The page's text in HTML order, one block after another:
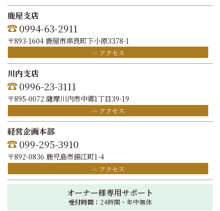
鹿屋支店
0994-63-2911
〒893-1604 鹿屋市串良町下小原3378-1
アクセス
川内支店
0996-23-3111
〒895-0072 薩摩川内市中郷1丁目39-19
アクセス
経営企画本部
099-295-3910
〒892-0836 鹿児島市錦江町1-4
アクセス
オーナー様専用サポート
受付時間： 24時間・年中無休